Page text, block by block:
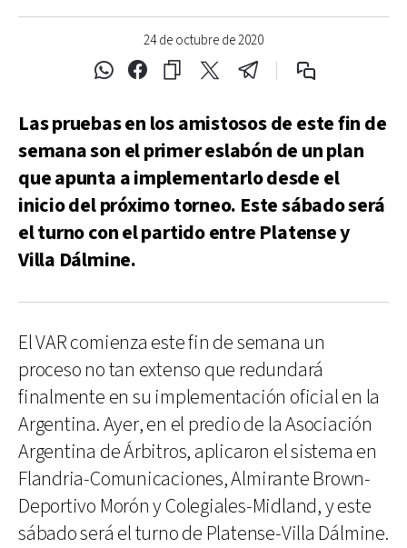
24 de octubre de 2020
Las pruebas en los amistosos de este fin de
semana son el primer eslabón de un plan
que apunta a implementarlo desde el
inicio del próximo torneo. Este sábado será
el turno con el partido entre Platense y
Villa Dálmine.
El VAR comienza este fin de semana un
proceso no tan extenso que redundará
finalmente en su implementación oficial en la
Argentina. Ayer, en el predio de la Asociación
Argentina de Árbitros, aplicaron el sistema en
Flandria-Comunicaciones, Almirante Brown-
Deportivo Morón y Colegiales-Midland, y este
sábado será el turno de Platense-Villa Dálmine.